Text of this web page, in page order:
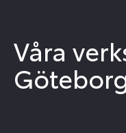
Våra